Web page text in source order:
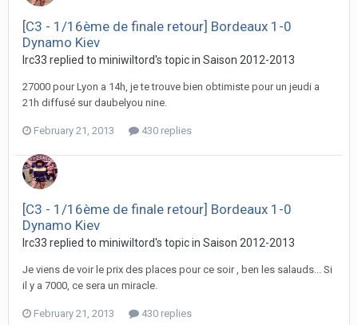
[C3 - 1/16ème de finale retour] Bordeaux 1-0
Dynamo Kiev
lrc33 replied to miniwiltord's topic in Saison 2012-2013
27000 pour Lyon a 14h, je te trouve bien obtimiste pour un jeudi a
21h diffusé sur daubelyou nine.
February 21, 2013 430 replies
[C3 - 1/16ème de finale retour] Bordeaux 1-0
Dynamo Kiev
lrc33 replied to miniwiltord's topic in Saison 2012-2013
Je viens de voir le prix des places pour ce soir , ben les salauds... Si
il y a 7000, ce sera un miracle.
February 21, 2013 430 replies